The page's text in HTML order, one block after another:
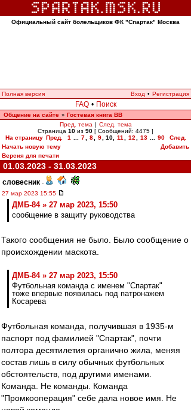
Официальный сайт болельщиков ФК "Спартак" Москва
Полная версия Вход • Регистрация
FAQ • Поиск
Общение на сайте » Гостевая книга ВВ
Пред. тема | След. тема
Страница 10 из 90 [ Сообщений: 4475 ]
На страницу Пред. 1 7 8 9 10, 11 12 13 90
След.
Начать новую тему
Добавить
Версия для печати
01.03.2023 - 31.03.2023
словесник -
27 мар 2023 15:55
ДМБ-84 » 27 мар 2023, 15:50
сообщение в защиту руководства
Такого сообщения не было. Было сообщение о
происхождении маскота.
ДМБ-84 » 27 мар 2023, 15:50
Футбольная команда с именем "Спартак"
тоже впервые появилась под патронажем
Косарева
Футбольная команда, получившая в 1935-м
паспорт под фамилией "Спартак", почти
полтора десятилетия органично жила, меняя
состав лишь в силу обычных футбольных
обстоятельств, под другими именами.
Команда. Не команды. Команда
"Промкооперация" себе дала новое имя. Не